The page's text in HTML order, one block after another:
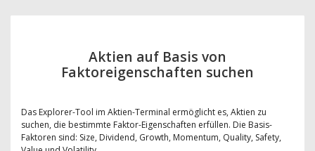
Aktien auf Basis von
Faktoreigenschaften suchen
Das Explorer-Tool im Aktien-Terminal ermöglicht es, Aktien zu
suchen, die bestimmte Faktor-Eigenschaften erfüllen. Die Basis-
Faktoren sind: Size, Dividend, Growth, Momentum, Quality, Safety,